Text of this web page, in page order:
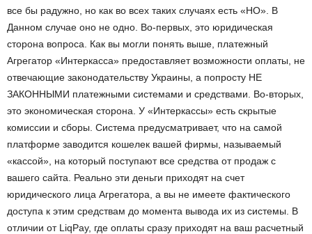
все бы радужно, но как во всех таких случаях есть «НО». В
Данном случае оно не одно. Во-первых, это юридическая
сторона вопроса. Как вы могли понять выше, платежный
Агрегатор «Интеркасса» предоставляет возможности оплаты, не
отвечающие законодательству Украины, а попросту НЕ
ЗАКОННЫМИ платежными системами и средствами. Во-вторых,
это экономическая сторона. У «Интеркассы» есть скрытые
комиссии и сборы. Система предусматривает, что на самой
платформе заводится кошелек вашей фирмы, называемый
«кассой», на который поступают все средства от продаж с
вашего сайта. Реально эти деньги приходят на счет
юридического лица Агрегатора, а вы не имеете фактического
доступа к этим средствам до момента вывода их из системы. В
отличии от LiqPay, где оплаты сразу приходят на ваш расчетный